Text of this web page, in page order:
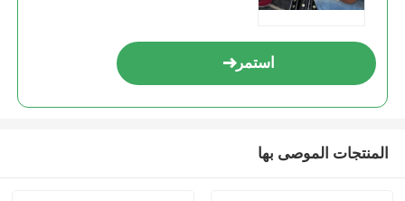
استمر
المنتجات الموصى بها